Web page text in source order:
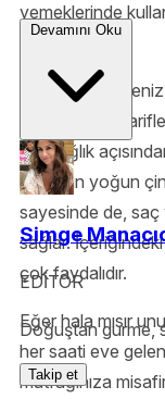
yemeklerinde
Sadece
kullandığımız
için sağlık
içerdiğin yoğun
sayesinde de, saç
sağlar.
çok faydalıdır.
Eğer hala mısır
her saati eve
mutfağınıza
Devamını Oku
Simge
EDİTOR
Doğuştan gurme,
Takip et